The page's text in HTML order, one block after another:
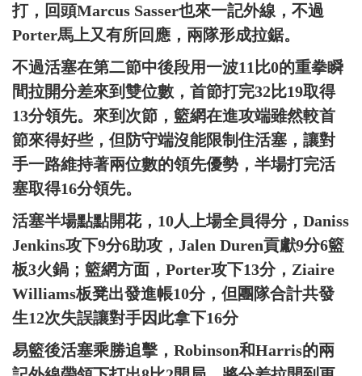
打，回頭Marcus Sasser也來一記外線，不過
Porter馬上又有所回應，兩隊形成拉鋸。
不過活塞在第二節中後段用一波11比0的重拳瞬
間拉開分差來到雙位數，首節打完32比19取得
13分領先。來到次節，籃網在進攻端雖然較首
節來得好些，但防守端沒能限制住活塞，讓對
手一路維持著兩位數的領先優勢，半場打完活
塞取得16分領先。
活塞半場點點開花，10人上場全員得分，Daniss
Jenkins攻下9分6助攻，Jalen Duren貢獻9分6籃
板3火鍋；籃網方面，Porter攻下13分，Ziaire
Williams板凳出發進帳10分，但團隊合計共發
生12次失誤讓對手因此拿下16分
易籃後活塞乘勝追擊，Robinson和Harris的兩